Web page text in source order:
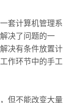
套计算机管理系
决了问题的一
决有条件放置计
作环节中的手工
但不能改变大量